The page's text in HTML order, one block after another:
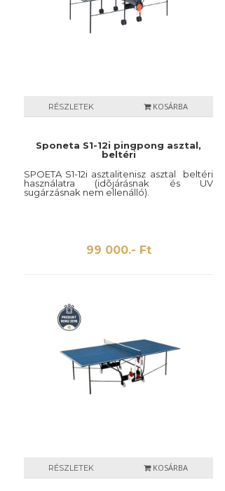
RÉSZLETEK KOSÁRBA
Sponeta S1-12i pingpong asztal,
beltéri
SPOETA S1-12i asztalitenisz asztal beltéri
használatra (idõjárásnak és UV
sugárzásnak nem ellenálló).
99 000.- Ft
RÉSZLETEK KOSÁRBA